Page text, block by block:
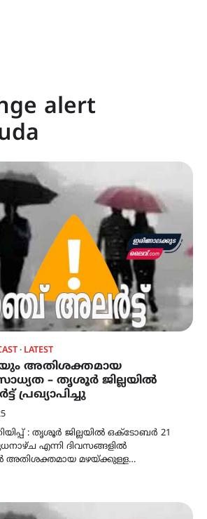
alert
LATEST
അതിശക്തമായ
– തൃശൂർ ജില്ലയിൽ
പ്രഖ്യാപിച്ചു
: തൃശൂർ ജില്ലയിൽ ഒക്ടോബർ 21
എന്നി ദിവസങ്ങളിൽ
അതിശക്തമായ മഴയ്ക്കുള്ള…